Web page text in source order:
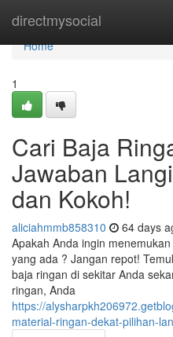
directmysocial
Home
Home
1
Cari Baja
Jawaban
dan Kokoh!
aliciahmmb858310 64 days
Apakah Anda ingin
yang ada ? Jangan repot!
baja ringan di sekitar Anda
ringan, Anda
https://
material-ringan-dekat-pilihan-